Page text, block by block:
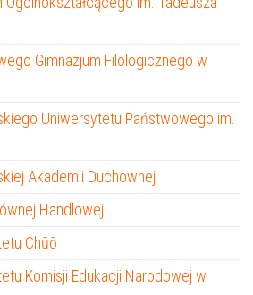
Gimnazjum Filologicznego w
Uniwersytetu Państwowego im.
Akademii Duchownej
Handlowej
Chūō
Komisji Edukacji Narodowej w